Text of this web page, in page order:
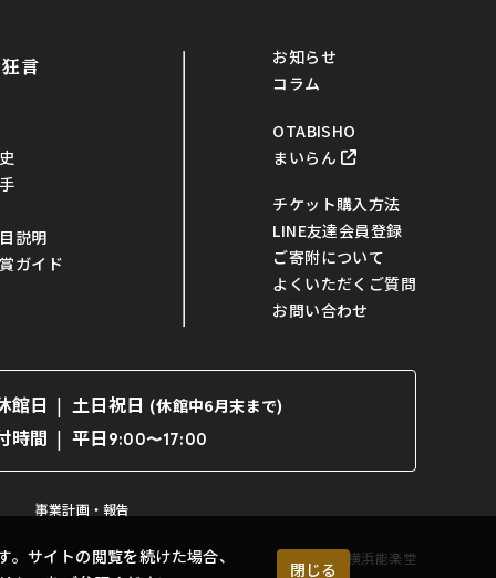
サイトの閲覧を続けた場合、
閉じる
狂言
説明
ガイド
お知らせ
コラム
OTABISHO
まいらん
チケット購入方法
LINE友達会員登録
ご寄附について
よくいただくご質問
お問い合わせ
館日 土日祝日 (休館中6月末まで)
時間 平日 9:00〜17:00
事業計画・報告
©横浜能楽堂